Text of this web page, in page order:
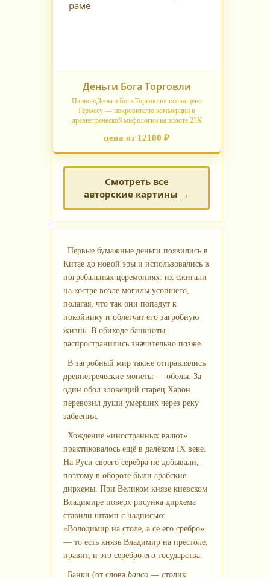
Деньги Бога Торговли
Панно «Деньги Бога Торговли» посвящено
Гермесу — покровителю коммерции в
древнегреческой мифологии на золоте 23К
цена от 12100 ₽
Смотреть все
авторские картины →
Первые бумажные деньги появились в
Китае до новой эры и использовались в
погребальных церемониях: их сжигали
на костре возле могилы усопшего,
полагая, что так они попадут к
покойнику и облегчат его загробную
жизнь. В обиходе банкноты
распространились значительно позже.
В загробный мир также отправлялись
древнегреческие монеты — оболы. За
один обол зловещий старец Харон
перевозил души умерших через реку
забвения.
Хождение «иностранных валют»
практиковалось ещё в далёком IX веке.
На Руси своего серебра не добывали,
поэтому в обороте были арабские
дирхемы. При Великом князе киевском
Владимире поверх рисунка дирхема
ставили штамп с надписью:
«Володимир на столе, а се его сребро»
— то есть князь Владимир на престоле,
правит, и это серебро его государства.
Банки (от слова banco — столик